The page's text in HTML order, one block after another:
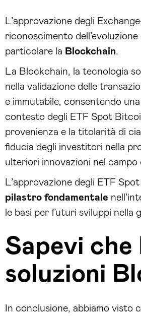
L’approvazione degli
riconoscimento
particolare la Blockchain.
La Blockchain, la tecnologia
nella validazione delle
e immutabile, consentendo
contesto degli ETF Spot
provenienza e la titolarità di
fiducia degli investitori nella
ulteriori innovazioni nel
L’approvazione degli ETF
pilastro fondamentale
le basi per futuri sviluppi nella
Sapevi
soluzioni
In conclusione, abbiamo visto